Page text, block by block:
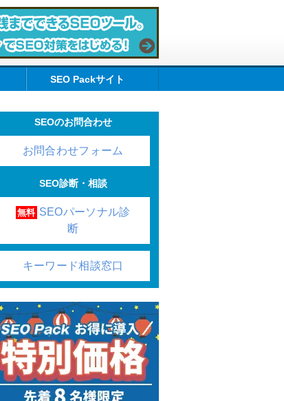
SEO Packサイト
SEOのお問合わせ
お問合わせフォーム
SEO診断・相談
無料 SEOパーソナル診
断
キーワード相談窓口